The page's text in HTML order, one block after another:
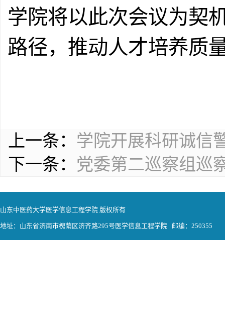
学院将以此次会议为契
路径，推动人才培养质
上一条： 学院开展科研诚信
下一条： 党委第二巡察组巡
山东中医药大学医学信息工程学院 版权所有
地址：山东省济南市槐荫区济齐路295号医学信息工程学院 邮编：250355